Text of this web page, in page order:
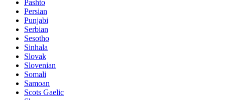
Pashto
Persian
Punjabi
Serbian
Sesotho
Sinhala
Slovak
Slovenian
Somali
Samoan
Scots Gaelic